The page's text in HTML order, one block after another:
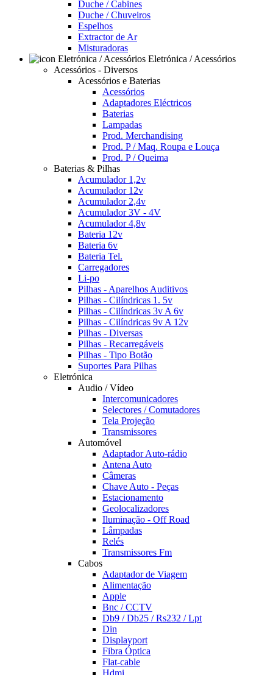
Duche / Cabines
Duche / Chuveiros
Espelhos
Extractor de Ar
Misturadoras
Eletrónica / Acessórios
Acessórios - Diversos
Acessórios e Baterias
Acessórios
Adaptadores Eléctricos
Baterias
Lampadas
Prod. Merchandising
Prod. P / Maq. Roupa e Louça
Prod. P / Queima
Baterias & Pilhas
Acumulador 1,2v
Acumulador 12v
Acumulador 2,4v
Acumulador 3V - 4V
Acumulador 4,8v
Bateria 12v
Bateria 6v
Bateria Tel.
Carregadores
Li-po
Pilhas - Aparelhos Auditivos
Pilhas - Cilíndricas 1. 5v
Pilhas - Cilíndricas 3v A 6v
Pilhas - Cilíndricas 9v A 12v
Pilhas - Diversas
Pilhas - Recarregáveis
Pilhas - Tipo Botão
Suportes Para Pilhas
Eletrónica
Audio / Vídeo
Intercomunicadores
Selectores / Comutadores
Tela Projeção
Transmissores
Automóvel
Adaptador Auto-rádio
Antena Auto
Câmeras
Chave Auto - Peças
Estacionamento
Geolocalizadores
Iluminação - Off Road
Lâmpadas
Relés
Transmissores Fm
Cabos
Adaptador de Viagem
Alimentação
Apple
Bnc / CCTV
Db9 / Db25 / Rs232 / Lpt
Din
Displayport
Fibra Óptica
Flat-cable
Hdmi